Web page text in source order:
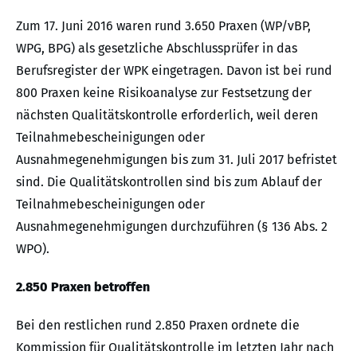
Zum 17. Juni 2016 waren rund 3.650 Praxen (WP/vBP,
WPG, BPG) als gesetzliche Abschlussprüfer in das
Berufsregister der WPK eingetragen. Davon ist bei rund
800 Praxen keine Risikoanalyse zur Festsetzung der
nächsten Qualitätskontrolle erforderlich, weil deren
Teilnahmebescheinigungen oder
Ausnahmegenehmigungen bis zum 31. Juli 2017 befristet
sind. Die Qualitätskontrollen sind bis zum Ablauf der
Teilnahmebescheinigungen oder
Ausnahmegenehmigungen durchzuführen (§ 136 Abs. 2
WPO).
2.850 Praxen betroffen
Bei den restlichen rund 2.850 Praxen ordnete die
Kommission für Qualitätskontrolle im letzten Jahr nach